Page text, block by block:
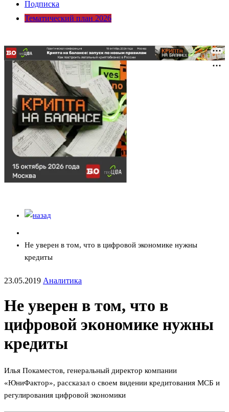
Подписка
Тематический план 2026
Не уверен в том, что в цифровой экономике нужны
кредиты
23.05.2019 Аналитика
Не уверен в том, что в
цифровой экономике нужны
кредиты
Илья Покаместов, генеральный директор компании
«ЮниФактор», рассказал о своем видении кредитования МСБ и
регулирования цифровой экономики